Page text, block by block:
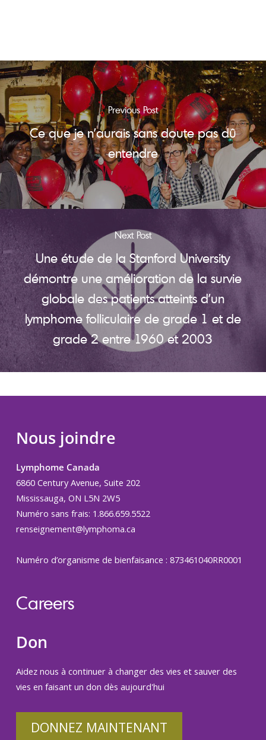
Previous Post
Ce que je n’aurais sans doute pas dû
entendre
Next Post
Une étude de la Stanford University
démontre une amélioration de la survie
globale des patients atteints d’un
lymphome folliculaire de grade 1 et de
grade 2 entre 1960 et 2003
Nous joindre
Lymphome Canada
6860 Century Avenue, Suite 202
Mississauga, ON L5N 2W5
Numéro sans frais: 1.866.659.5522
renseignement@lymphoma.ca
Numéro d’organisme de bienfaisance : 873461040RR0001
Careers
Don
Aidez nous à continuer à changer des vies et sauver des
vies en faisant un don dès aujourd'hui
DONNEZ MAINTENANT